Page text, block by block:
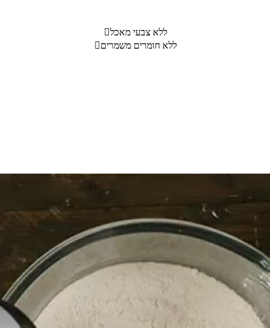
ללא צבעי מאכל
ללא חומרים משמרים